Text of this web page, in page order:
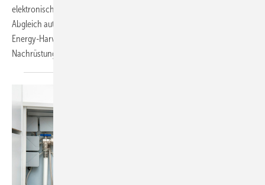
elektronischen Zirkulationsregulierventilen lässt sich der hydraulische
Abgleich automatisch und dauerhaft sicherstellen. Ventilantriebe mit
Energy-Harvesting-Technology bieten dabei vor allem für die
Nachrüstung in Altanlagen installationstechnische